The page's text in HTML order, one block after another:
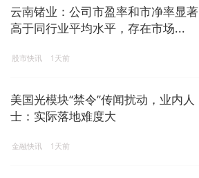
云南锗业：公司市盈率和市净率显著
高于同行业平均水平，存在市场...
股市快讯 1天前
美国光模块“禁令”传闻扰动，业内人
士：实际落地难度大
金融快讯 1天前